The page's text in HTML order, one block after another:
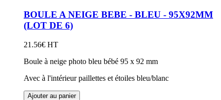
BOULE A NEIGE BEBE - BLEU - 95X92MM
(LOT DE 6)
21.56€ HT
Boule à neige photo bleu bébé 95 x 92 mm
Avec à l'intérieur paillettes et étoiles bleu/blanc
Ajouter au panier